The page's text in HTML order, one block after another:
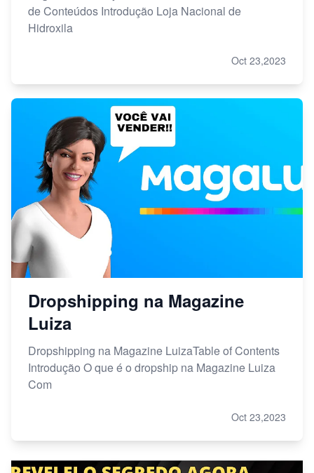
de Conteúdos Introdução Loja Nacional de
Hidroxila
Oct 23,2023
Dropshipping na Magazine
Luiza
Dropshipping na Magazine LuizaTable of Contents
Introdução O que é o dropship na Magazine Luiza
Com
Oct 23,2023